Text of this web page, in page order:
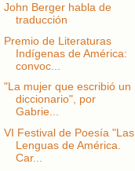
John Berger habla de
traducción
Premio de Literaturas
Indígenas de América:
convoc...
"La mujer que escribió un
diccionario", por
Gabrie...
VI Festival de Poesía "Las
Lenguas de América.
Car...